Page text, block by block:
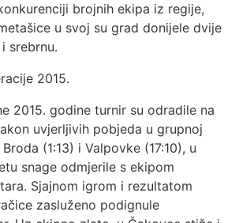
brojnih ekipa iz regije,
u svoj su grad donijele dvije
srebrnu.
2015.
2015. godine turnir su odradile na
uvjerljivih pobjeda u grupnoj
(1:13) i Valpovke (17:10), u
snage odmjerile s ekipom
Sjajnom igrom i rezultatom
zasluženo podignule